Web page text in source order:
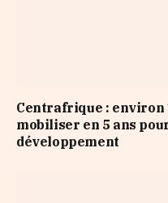
Centrafrique : environ
mobiliser en 5 ans
développement